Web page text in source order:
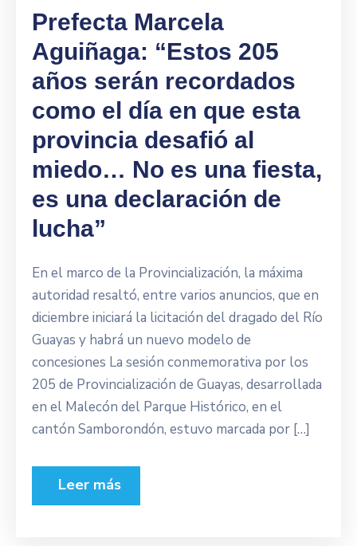
Prefecta Marcela
Aguiñaga: “Estos 205
años serán recordados
como el día en que esta
provincia desafió al
miedo… No es una fiesta,
es una declaración de
lucha”
En el marco de la Provincialización, la máxima
autoridad resaltó, entre varios anuncios, que en
diciembre iniciará la licitación del dragado del Río
Guayas y habrá un nuevo modelo de
concesiones La sesión conmemorativa por los
205 de Provincialización de Guayas, desarrollada
en el Malecón del Parque Histórico, en el
cantón Samborondón, estuvo marcada por […]
Leer más